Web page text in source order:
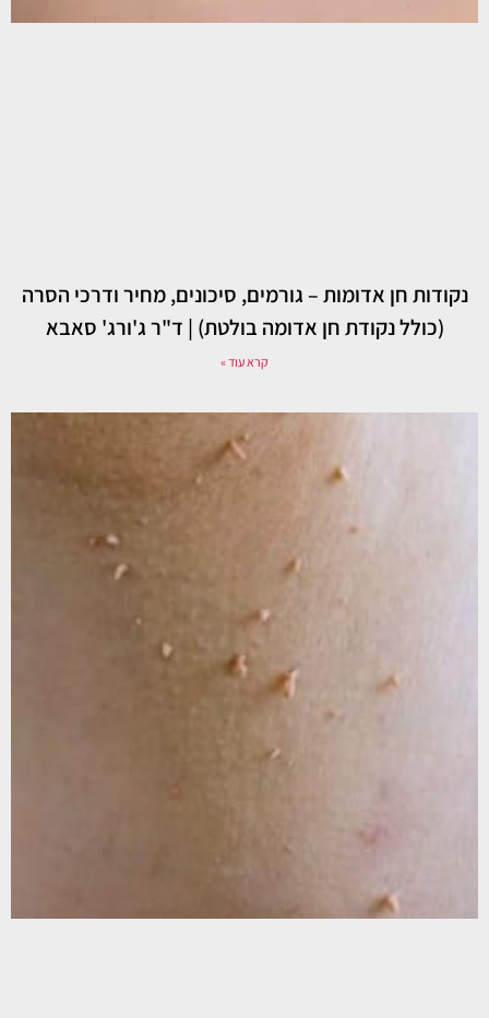
נקודות חן אדומות – גורמים, סיכונים, מחיר ודרכי הסרה
(כולל נקודת חן אדומה בולטת) | ד"ר ג'ורג' סאבא
קרא עוד »